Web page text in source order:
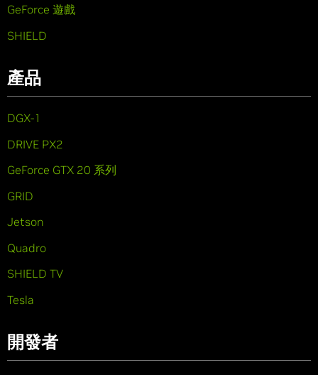
GeForce 遊戲
SHIELD
產品
DGX-1
DRIVE PX2
GeForce GTX 20 系列
GRID
Jetson
Quadro
SHIELD TV
Tesla
開發者